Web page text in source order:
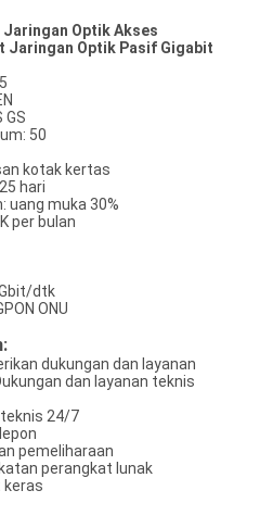
Jaringan Optik Akses
Jaringan Optik Pasif Gigabit
GS
50
kotak kertas
hari
uang muka 30%
per bulan
dtk
ONU
dukungan dan layanan
dan layanan teknis
teknis 24/7
pemeliharaan
perangkat lunak
keras